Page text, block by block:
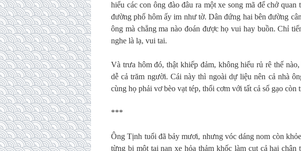
hiểu các con ông đào đâu ra một xe song mã để chở
đường phố hôm ấy im như tờ. Dân đứng hai bên đường
ông mà chẳng ma nào đoán được họ vui hay buồn. Chỉ
nghe là lạ, vui tai.
Và trưa hôm đó, thật khiếp đảm, không hiểu rủ rê thế
dễ cả trăm người. Cái này thì ngoài dự liệu nên cả nhà
cùng họ phải vơ bèo vạt tép, thổi cơm với tất cả số gạo còn
***
Ông Tịnh tuổi đã bảy mươi, nhưng vóc dáng nom còn
từng bị một tai nạn xe hỏa thảm khốc làm cụt cả hai